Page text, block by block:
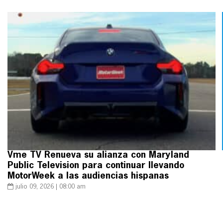
Vme TV Renueva su alianza con Maryland
Public Television para continuar llevando
MotorWeek a las audiencias hispanas
julio 09, 2026 | 08:00 am